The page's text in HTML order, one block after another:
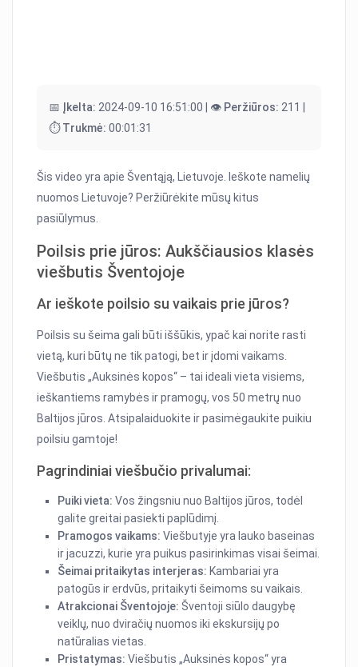
📅 Įkelta: 2024-09-10 16:51:00 | 👁️ Peržiūros: 211 |
⏱️ Trukmė: 00:01:31
Šis video yra apie Šventąją, Lietuvoje. Ieškote namelių
nuomos Lietuvoje? Peržiūrėkite mūsų kitus
pasiūlymus.
Poilsis prie jūros: Aukščiausios klasės
viešbutis Šventojoje
Ar ieškote poilsio su vaikais prie jūros?
Poilsis su šeima gali būti iššūkis, ypač kai norite rasti
vietą, kuri būtų ne tik patogi, bet ir įdomi vaikams.
Viešbutis „Auksinės kopos“ – tai ideali vieta visiems,
ieškantiems ramybės ir pramogų, vos 50 metrų nuo
Baltijos jūros. Atsipalaiduokite ir pasimėgaukite puikiu
poilsiu gamtoje!
Pagrindiniai viešbučio privalumai:
Puiki vieta: Vos žingsniu nuo Baltijos jūros, todėl
galite greitai pasiekti paplūdimį.
Pramogos vaikams: Viešbutyje yra lauko baseinas
ir jacuzzi, kurie yra puikus pasirinkimas visai šeimai.
Šeimai pritaikytas interjeras: Kambariai yra
patogūs ir erdvūs, pritaikyti šeimoms su vaikais.
Atrakcionai Šventojoje: Šventoji siūlo daugybę
veiklų, nuo dviračių nuomos iki ekskursijų po
natūralias vietas.
Pristatymas: Viešbutis „Auksinės kopos“ yra